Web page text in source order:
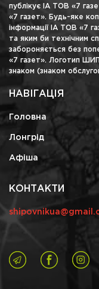
публікує ІА ТОВ «7
«7 газет». Будь-яке
інформації ІА ТОВ «7
та яким би технічним
забороняється без
«7 газет». Логотип
знаком (знаком
НАВІГАЦІЯ
Головна
Лонгрід
Афіша
КОНТАКТИ